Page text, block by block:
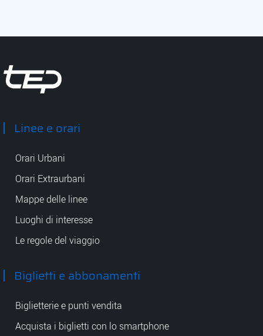
Linee e orari
Orari Urbani
Orari Extraurbani
Mappe delle linee
Luoghi di interesse
Le regole del viaggio
Biglietti e abbonamenti
Biglietterie e punti vendita
Acquista i biglietti con lo smartphone